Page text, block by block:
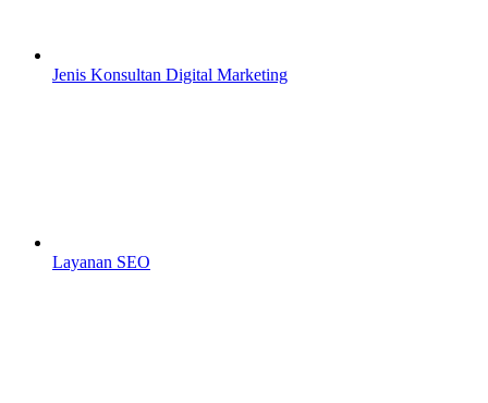
Jenis Konsultan Digital Marketing
Layanan SEO